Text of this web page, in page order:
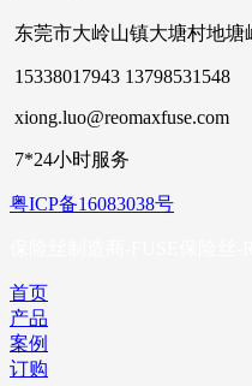
东莞市大岭山镇大塘村地塘
15338017943 13798531548
xiong.luo@reomaxfuse.com
7*24小时服务
粤ICP备16083038号
首页
产品
案例
订购